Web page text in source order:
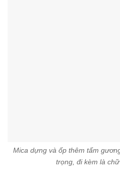
Mica dựng và ốp thêm tấm
trọng, đi kèm là